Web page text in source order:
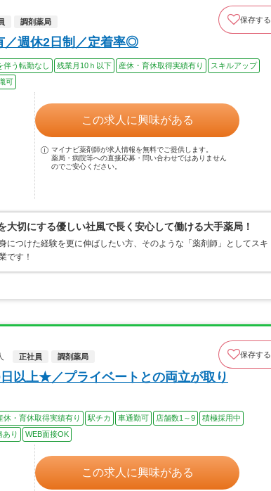
調剤薬局 保存する
／週休2日制／定着率◎
伴う転勤なし 残業月10ｈ以下 産休・育休取得実績有り
スキルアップ
可
この求人に興味がある
マイナビ薬剤師が求人情報を無料でご提供します。
薬局・病院等への直接応募・問い合わせではありません
のでご安心ください。
切にする優しい社風で長く安心して働ける大手薬局！
につけた経験を更に伸ばしたい方、そのような「薬剤師」としてスキ
です！
正社員 調剤薬局 保存する
以上★／プライベートとの両立が取り
休・育休取得実績有り 駅チカ 車通勤可 店舗数1～9
積極採用中
あり WEB面接OK
この求人に興味がある